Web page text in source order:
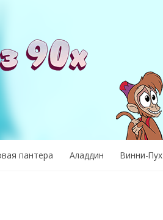
пантера Аладдин Винни-Пух